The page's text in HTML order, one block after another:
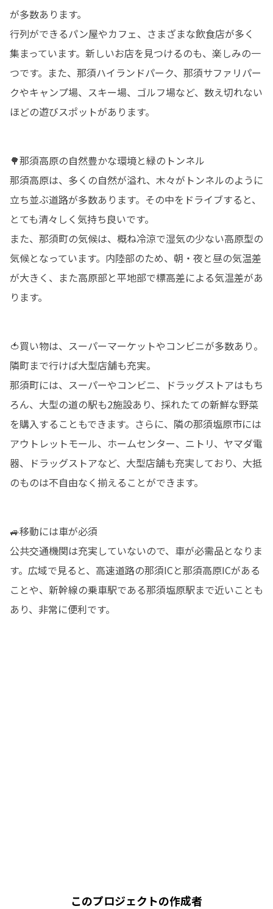
が多数あります。
行列ができるパン屋やカフェ、さまざまな飲食店が多く
集まっています。新しいお店を見つけるのも、楽しみの一
つです。また、那須ハイランドパーク、那須サファリパー
クやキャンプ場、スキー場、ゴルフ場など、数え切れない
ほどの遊びスポットがあります。
🌳那須高原の自然豊かな環境と緑のトンネル
那須高原は、多くの自然が溢れ、木々がトンネルのように
立ち並ぶ道路が多数あります。その中をドライブすると、
とても清々しく気持ち良いです。
また、那須町の気候は、概ね冷涼で湿気の少ない高原型の
気候となっています。内陸部のため、朝・夜と昼の気温差
が大きく、また高原部と平地部で標高差による気温差があ
ります。
🍅買い物は、スーパーマーケットやコンビニが多数あり。
隣町まで行けば大型店舗も充実。
那須町には、スーパーやコンビニ、ドラッグストアはもち
ろん、大型の道の駅も2施設あり、採れたての新鮮な野菜
を購入することもできます。さらに、隣の那須塩原市には
アウトレットモール、ホームセンター、ニトリ、ヤマダ電
器、ドラッグストアなど、大型店舗も充実しており、大抵
のものは不自由なく揃えることができます。
🚙移動には車が必須
公共交通機関は充実していないので、車が必需品となりま
す。広域で見ると、高速道路の那須ICと那須高原ICがある
ことや、新幹線の乗車駅である那須塩原駅まで近いことも
あり、非常に便利です。
このプロジェクトの作成者